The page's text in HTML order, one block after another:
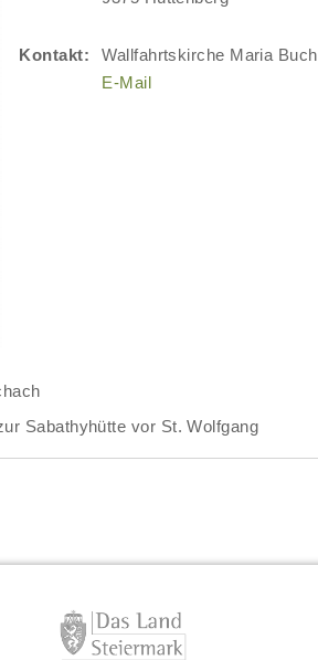
Kontakt:
Wallfahrtskirche Maria Buch
E-Mail
Sabathyhütte vor St. Wolfgang